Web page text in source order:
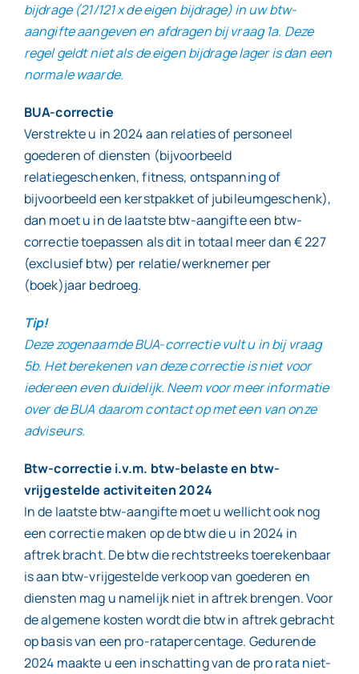
bijdrage (21/121 x de eigen bijdrage) in uw btw-
aangifte aangeven en afdragen bij vraag 1a. Deze
regel geldt niet als de eigen bijdrage lager is dan een
normale waarde.
BUA-correctie
Verstrekte u in 2024 aan relaties of personeel
goederen of diensten (bijvoorbeeld
relatiegeschenken, fitness, ontspanning of
bijvoorbeeld een kerstpakket of jubileumgeschenk),
dan moet u in de laatste btw-aangifte een btw-
correctie toepassen als dit in totaal meer dan € 227
(exclusief btw) per relatie/werknemer per
(boek)jaar bedroeg.
Tip!
Deze zogenaamde BUA-correctie vult u in bij vraag
5b. Het berekenen van deze correctie is niet voor
iedereen even duidelijk. Neem voor meer informatie
over de BUA daarom contact op met een van onze
adviseurs.
Btw-correctie i.v.m. btw-belaste en btw-
vrijgestelde activiteiten 2024
In de laatste btw-aangifte moet u wellicht ook nog
een correctie maken op de btw die u in 2024 in
aftrek bracht. De btw die rechtstreeks toerekenbaar
is aan btw-vrijgestelde verkoop van goederen en
diensten mag u namelijk niet in aftrek brengen. Voor
de algemene kosten wordt die btw in aftrek gebracht
op basis van een pro-ratapercentage. Gedurende
2024 maakte u een inschatting van de pro rata niet-